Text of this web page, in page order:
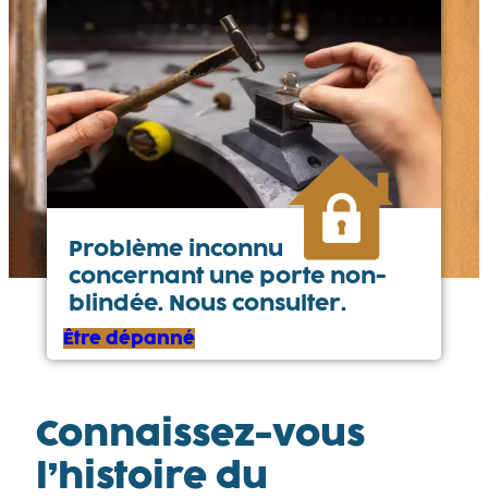
Problème inconnu
concernant une porte non-
blindée. Nous consulter.
Être dépanné
Connaissez-vous
l’histoire du